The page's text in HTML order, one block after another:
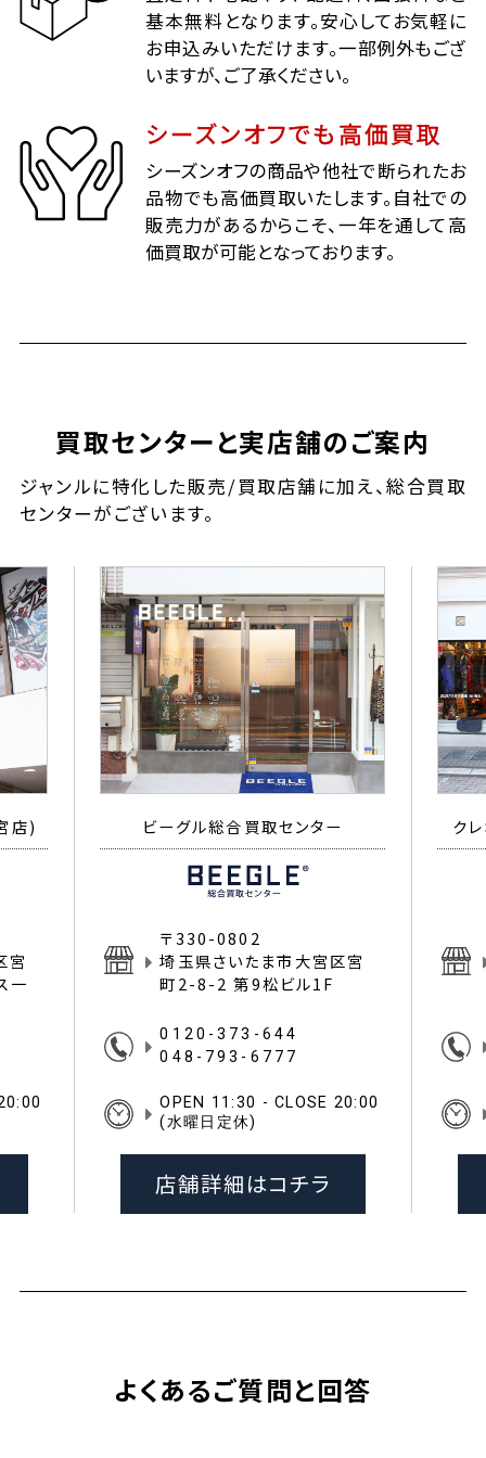
基本無料となります。安心してお気軽に
お申込みいただけます。一部例外もござ
いますが、ご了承ください。
シーズンオフでも高価買取
シーズンオフの商品や他社で断られたお
品物でも高価買取いたします。自社での
販売力があるからこそ、一年を通して高
価買取が可能となっております。
買取センターと実店舗のご案内
ジャンルに特化した販売/買取店舗に加え、総合買取
センターがございます。
店)
宮
一
ビーグル総合買取センター
〒330-0802
埼玉県さいたま市大宮区宮
町2-8-2 第9松ビル1F
0120-373-644
048-793-6777
OPEN 11:30 - CLOSE 20:00
(水曜日定休)
店舗詳細はコチラ
ク
よくあるご質問と回答